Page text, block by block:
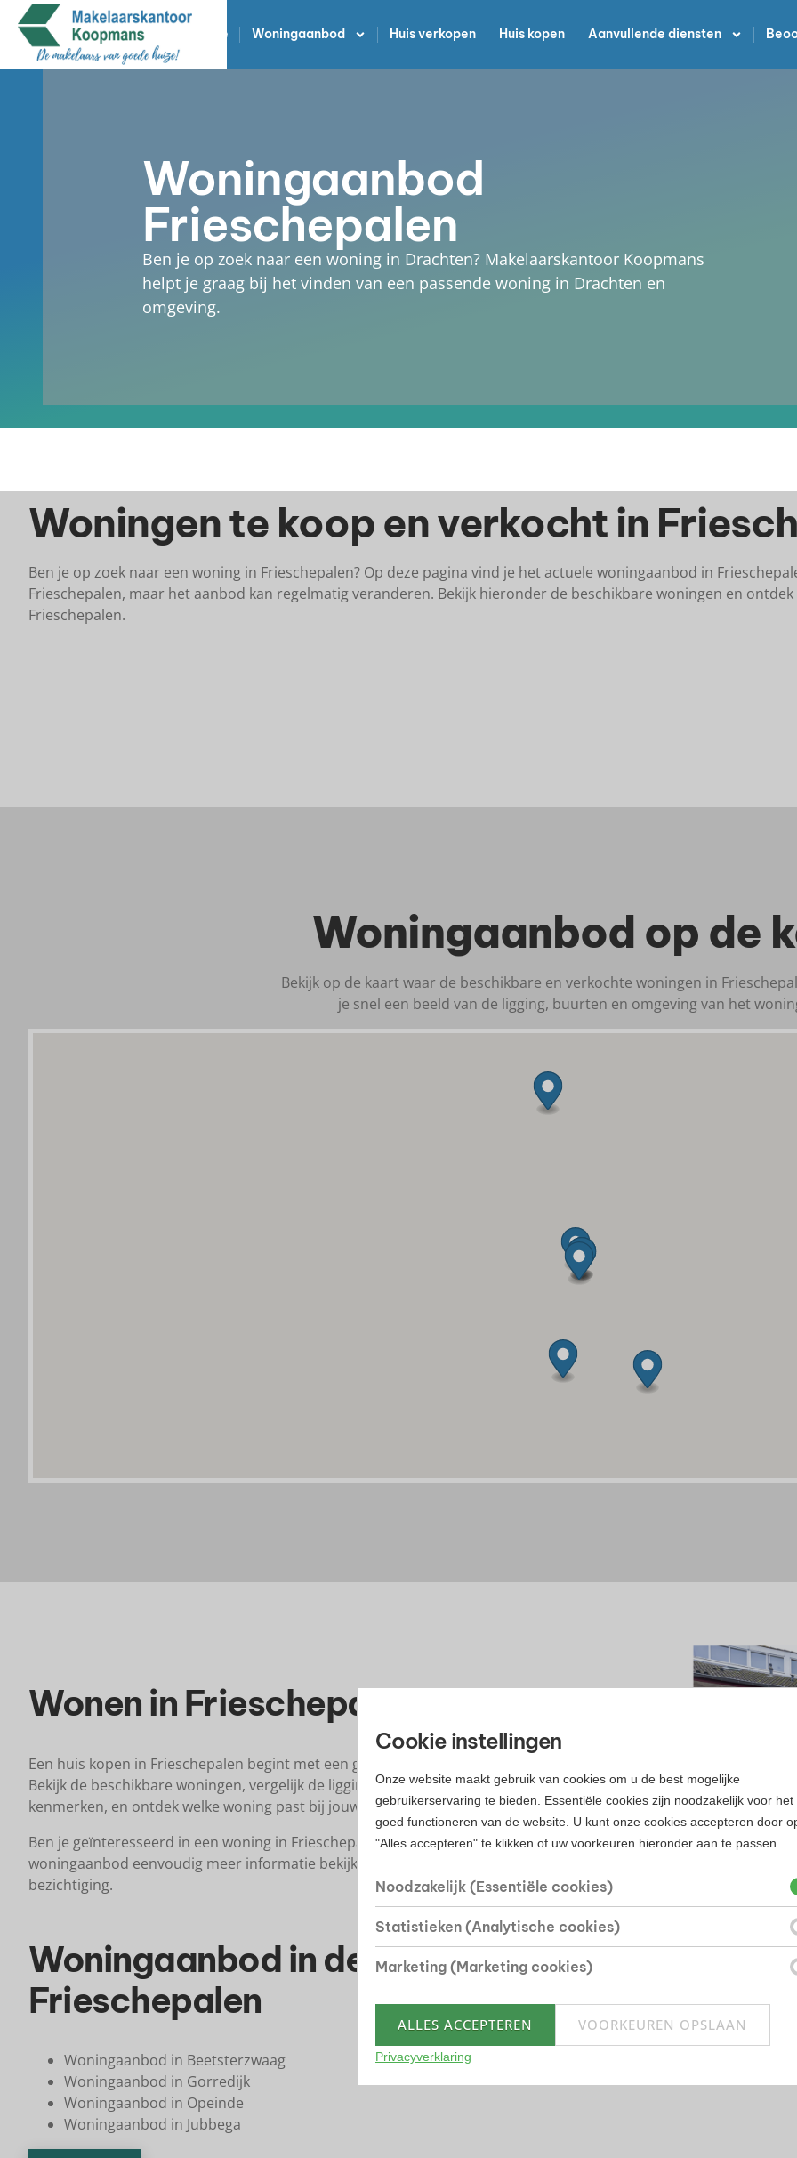
Home Woningaanbod Huis verkopen Huis kopen Aanvullende diensten
Woningaanbod
Frieschepalen
Ben je op zoek naar een woning in Drachten? Makelaarskantoor Koopmans
helpt je graag bij het vinden van een passende woning in Drachten en
omgeving.
Woningen te koop en verkocht in
Ben je op zoek naar een woning in Frieschepalen? Op deze pagina vind je het actuele woningaanbod in
Frieschepalen, maar het aanbod kan regelmatig veranderen. Bekijk hieronder de beschikbare woningen en
Frieschepalen.
Woningaanbod op de
Bekijk op de kaart waar de beschikbare en verkochte woningen in
je snel een beeld van de ligging, buurten en omgeving van het
Wonen in Frieschepalen
Een huis kopen in Frieschepalen begint met een goed overzicht van het actuele aanbod.
Bekijk de beschikbare woningen, vergelijk de ligging, woonoppervlakte, prijs en
kenmerken, en ontdek welke woning past bij jouw woonwensen.
Ben je geïnteresseerd in een woning in Frieschepalen? Dan kun je vanuit het
woningaanbod eenvoudig meer informatie bekijken of contact opnemen voor een
bezichtiging.
Woningaanbod in de buurt van
Frieschepalen
Woningaanbod in Beetsterzwaag
Woningaanbod in Gorredijk
Woningaanbod in Opeinde
Woningaanbod in Jubbega
Cookie instellingen
Onze website maakt gebruik van cookies om u de best mogelijke
gebruikerservaring te bieden. Essentiële cookies zijn noodzakelijk voor het
goed functioneren van de website. U kunt onze cookies accepteren door
"Alles accepteren" te klikken of uw voorkeuren hieronder aan te passen.
Noodzakelijk (Essentiële cookies)
Statistieken (Analytische cookies)
Marketing (Marketing cookies)
ALLES ACCEPTEREN VOORKEUREN OPSLAAN
Privacyverklaring